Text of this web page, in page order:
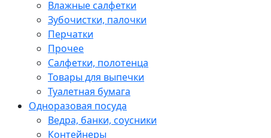
Влажные салфетки
Зубочистки, палочки
Перчатки
Прочее
Салфетки, полотенца
Товары для выпечки
Туалетная бумага
Одноразовая посуда
Ведра, банки, соусники
Контейнеры